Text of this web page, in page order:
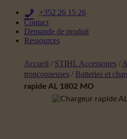
+352 26 15 26
Contact
Demande de produit
Ressources
Accueil / STIHL Accessoires /
tronçonneuses / Batteries et
rapide AL 1802 MO